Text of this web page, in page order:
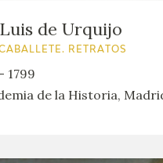
de Urquijo
RETRATOS
1799
de la Historia,